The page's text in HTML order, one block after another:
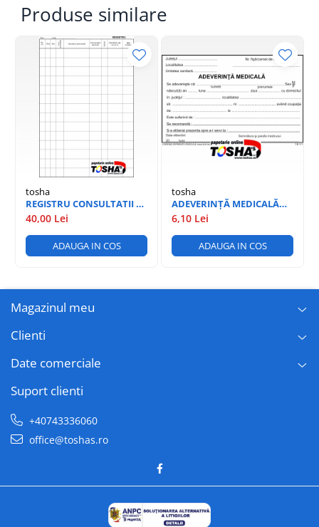
Produse similare
tosha
REGISTRU CONSULTATII A4
100 PAG
40,00 Lei
ADAUGA IN COS
tosha
ADEVERINȚĂ MEDICALĂ
18-1-1
6,10 Lei
ADAUGA IN COS
Magazinul meu
Clienti
Date comerciale
Suport clienti
+40743336060
office@toshas.ro